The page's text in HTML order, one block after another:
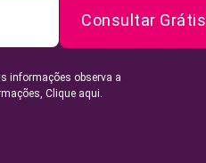
Consultar Grátis
informações observa a
Clique aqui.